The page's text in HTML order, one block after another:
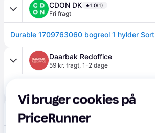
CDON DK 1.0(1)
Fri fragt
Durable 1709763060 bogreol 1 hylder Sort
Daarbak Redoffice
59 kr. fragt, 1-2 dage
Lomax
96 kr. fragt,1-2 dage
Vi bruger cookies på
PriceRunner